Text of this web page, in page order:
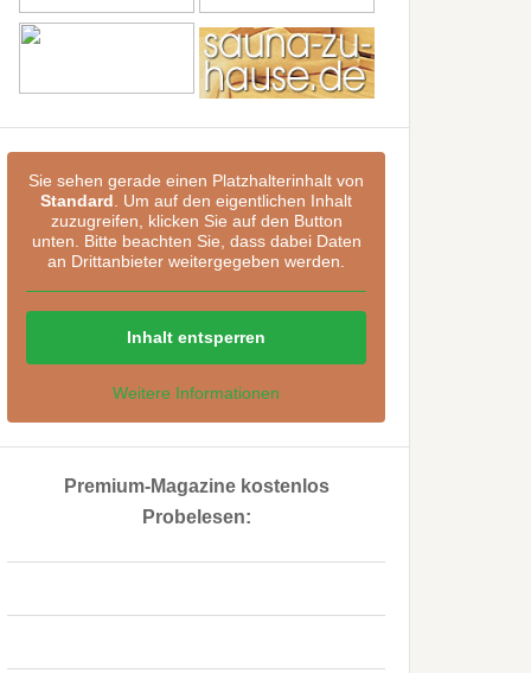
Sie sehen gerade einen Platzhalterinhalt von
Standard . Um auf den eigentlichen Inhalt
zuzugreifen, klicken Sie auf den Button
unten. Bitte beachten Sie, dass dabei Daten
an Drittanbieter weitergegeben werden.
Inhalt entsperren
Weitere Informationen
Premium-Magazine kostenlos
Probelesen: